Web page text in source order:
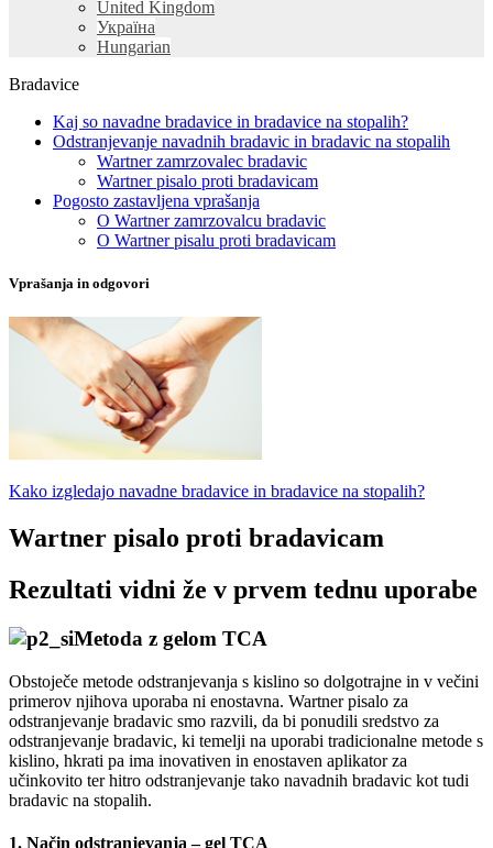
United Kingdom
Україна
Hungarian
Bradavice
Kaj so navadne bradavice in bradavice na stopalih?
Odstranjevanje navadnih bradavic in bradavic na stopalih
Wartner zamrzovalec bradavic
Wartner pisalo proti bradavicam
Pogosto zastavljena vprašanja
O Wartner zamrzovalcu bradavic
O Wartner pisalu proti bradavicam
Vprašanja in odgovori
Kako izgledajo navadne bradavice in bradavice na stopalih?
Wartner pisalo proti bradavicam
Rezultati vidni že v prvem tednu uporabe
Metoda z gelom TCA
Obstoječe metode odstranjevanja s kislino so dolgotrajne in v večini
primerov njihova uporaba ni enostavna. Wartner pisalo za
odstranjevanje bradavic smo razvili, da bi ponudili sredstvo za
odstranjevanje bradavic, ki temelji na uporabi tradicionalne metode s
kislino, hkrati pa ima inovativen in enostaven aplikator za
učinkovito ter hitro odstranjevanje tako navadnih bradavic kot tudi
bradavic na stopalih.
1. Način odstranjevanja – gel TCA